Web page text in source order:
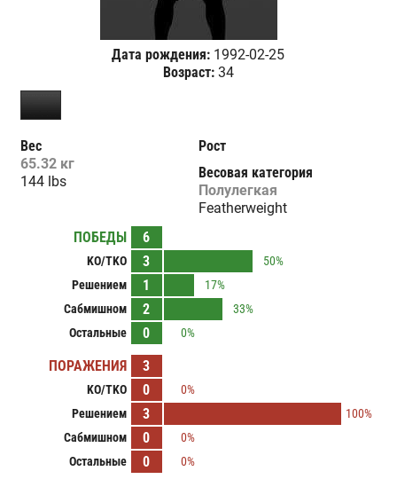
Дата рождения: 1992-02-25
Возраст:34
Вес
65.32 кг
144 lbs
Рост
Весовая категория
Полулегкая
Featherweight
ПОБЕДЫ
6
KO/TKO 3
50%
Решением
1
17%
Сабмишном
2
33%
Остальные
0 0%
ПОРАЖЕНИЯ 3
KO/TKO 0
0%
Решением
3
100%
Сабмишном
0
0%
Остальные
0 0%